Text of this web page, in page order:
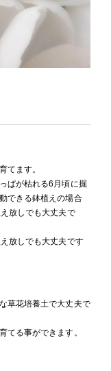
てます。
ぱが枯れる6月頃に掘
できる鉢植えの場合
放しでも大丈夫で
放しでも大丈夫です
草花培養土で大丈夫で
てる事ができます。